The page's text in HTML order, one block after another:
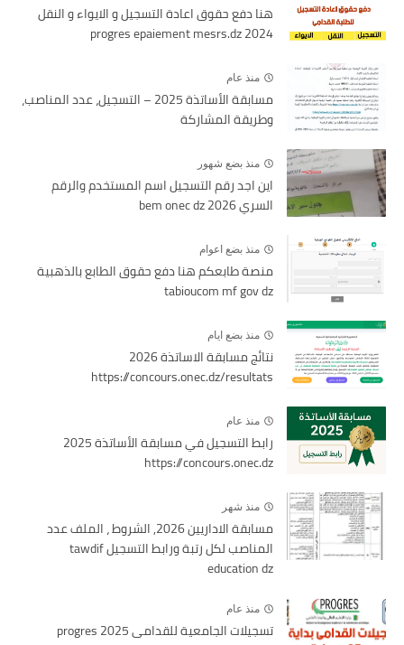
هنا دفع حقوق اعادة التسجيل و الايواء و النقل
2024 progres epaiement mesrs.dz
منذ عام
مسابقة الأساتذة 2025 – التسجيل، عدد المناصب،
وطريقة المشاركة
منذ بضع شهور
اين اجد رقم التسجيل اسم المستخدم والرقم
السري bem onec dz 2026
منذ بضع اعوام
منصة طابعكم هنا دفع حقوق الطابع بالذهبية
tabioucom mf gov dz
منذ بضع ايام
نتائج مسابقة الاساتذة 2026
https://concours.onec.dz/resultats
منذ عام
رابط التسجيل في مسابقة الأساتذة 2025
https://concours.onec.dz
منذ شهر
مسابقة الاداريين 2026, الشروط ، الملف عدد
المناصب لكل رتبة ورابط التسجيل tawdif
education dz
منذ عام
تسجيلات الجامعية للقدامى 2025 progres